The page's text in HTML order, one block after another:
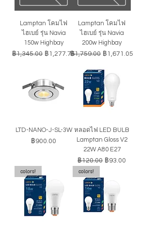
Lamptan โคมไฟ
ไฮเบย์ รุ่น Navia
150w Highbay
ราคาปกติ
฿1,345.00 ราคาขายลด
฿1,277.75
Lamptan โคมไฟ
ไฮเบย์ รุ่น Navia
200w Highbay
ราคาปกติ
฿1,759.00 ราคาขายลด
฿1,671.05
LTD-NANO-J-SL-3W
ราคา
฿900.00
หลอดไฟ LED BULB
Lamptan Gloss V2
22W A80 E27
ราคาปกติ
฿120.00 ราคาขายลด
฿93.00
colors!
colors!